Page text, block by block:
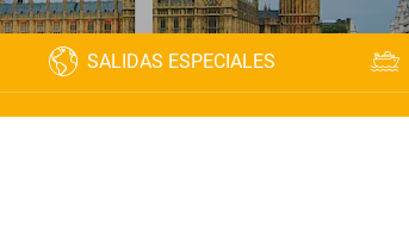
SALIDAS ESPECIALES